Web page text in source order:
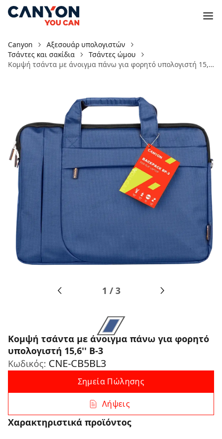
Canyon
Αξεσουάρ υπολογιστών
Τσάντες και σακίδια
Τσάντες ώμου
Κομψή τσάντα με άνοιγμα πάνω για φορητό υπολογιστή 15,6'' B-3
1 /3
Κομψή τσάντα με άνοιγμα πάνω για φορητό
υπολογιστή 15,6'' B-3
Κωδικός: CNE-CB5BL3
Σημεία Πώλησης
Λήψεις
Χαρακτηριστικά προϊόντος